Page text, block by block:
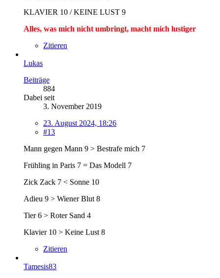
KLAVIER 10 / KEINE LUST 9
Alles, was mich nicht umbringt, macht mich lustiger
Zitieren
Lukas
Beiträge
884
Dabei seit
3. November 2019
23. August 2024, 18:26
#13
Mann gegen Mann 9 > Bestrafe mich 7
Frühling in Paris 7 = Das Modell 7
Zick Zack 7 < Sonne 10
Adieu 9 > Wiener Blut 8
Tier 6 > Roter Sand 4
Klavier 10 > Keine Lust 8
Zitieren
Tamesis83